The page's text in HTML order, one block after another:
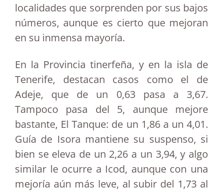
localidades que sorprenden por sus bajos
números, aunque es cierto que mejoran
en su inmensa mayoría.
En la Provincia tinerfeña, y en la isla de
Tenerife, destacan casos como el de
Adeje, que de un 0,63 pasa a 3,67.
Tampoco pasa del 5, aunque mejore
bastante, El Tanque: de un 1,86 a un 4,01.
Guía de Isora mantiene su suspenso, si
bien se eleva de un 2,26 a un 3,94, y algo
similar le ocurre a Icod, aunque con una
mejoría aún más leve, al subir del 1,73 al